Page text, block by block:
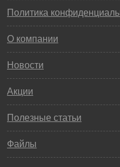
Политика
О компании
Новости
Акции
Полезные статьи
Файлы